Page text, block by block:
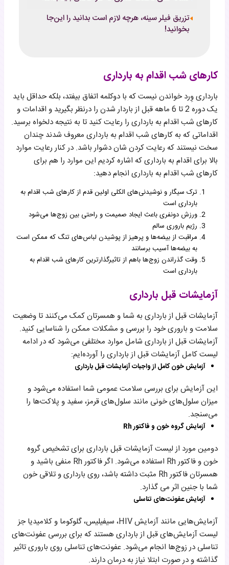
تزریق فیلر سینه، هرچه لازم است بدانید را این‌جا
بخوانید!
کارهای شب اقدام به بارداری
بارداری وِرد خواندن نیست که با دوکلمه اتفاق بیفتد، بلکه حداقل باید
یک دوره 2 تا 6 ماهه قبل از باردار شدن را درنظر بگیرید و اقدامات و
کارهای شب اقدام به بارداری را رعایت کنید تا به نتیجه دلخواه برسید.
اقداماتی که به کارهای شب اقدام به بارداری معروف شدند چندان
سخت نیستند که رعایت کردن شان دشوار باشد. در کنار رعایت موارد
بالا برای اقدام به بارداری که اشاره کردیم این موارد را هم برای
کارهای شب اقدام به بارداری انجام دهید:
ترک سیگار و نوشیدنی‌های الکلی اولین قدم از کارهای شب اقدام به
بارداری است
ورزش دونفری باعث ایجاد صمیمت و راحتی بین زوج‌ها می‌شود
رژیم باروری سالم
مراقبت از بیضه‌ها و پرهیز از پوشیدن لباس‌های تنگ که ممکن است
به بیضه‌ها آسیب برسانند
وقت گذراندن زوج‌ها باهم از تاثیرگذارترین کارهای شب اقدام به
بارداری است
آزمایشات قبل بارداری
آزمایشات قبل از بارداری به شما و همسرتان کمک می‌کنند تا وضعیت
سلامت و باروری خود را بررسی و مشکلات ممکن را شناسایی کنید.
آزمایشات قبل از بارداری شامل موارد مختلفی می‌شود که در ادامه
لیست کامل آزمایشات قبل از بارداری را آورده‌ایم:
آزمایش خون کامل از واجبات آزمایشات قبل بارداری
این آزمایش برای بررسی سلامت عمومی شما استفاده می‌شود و
میزان سلول‌های خونی مانند سلول‌های قرمز، سفید و پلاکت‌ها را
می‌سنجد.
آزمایش گروه خون و فاکتور Rh
دومین مورد از لیست آزمایشات قبل بارداری برای تشخیص گروه
خون و فاکتور Rh استفاده می‌شود. اگر فاکتور Rh منفی باشید و
همسرتان فاکتور Rh مثبت داشته باشد، روی بارداری و تلاقی خون
شما با جنین اثر می گذارد.
آزمایش عفونت‌های تناسلی
آزمایش‌هایی مانند آزمایش HIV، سیفیلیس، گلوکوما و کلامیدیا جز
لیست آزمایش‌های قبل از بارداری هستند که برای بررسی عفونت‌های
تناسلی در زوج‌ها انجام می‌شود. عفونت‌های تناسلی روی باروری تاثیر
گذاشته و در صورت ابتلا نیاز به درمان دارند.